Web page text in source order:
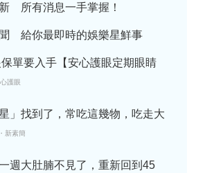
所有消息一手掌握！
給你最即時的娛樂星鮮事
單要入手【安心護眼定期眼睛
護眼
」找到了，常吃這幾物，吃走大
新素簡
週大肚腩不見了，重新回到45